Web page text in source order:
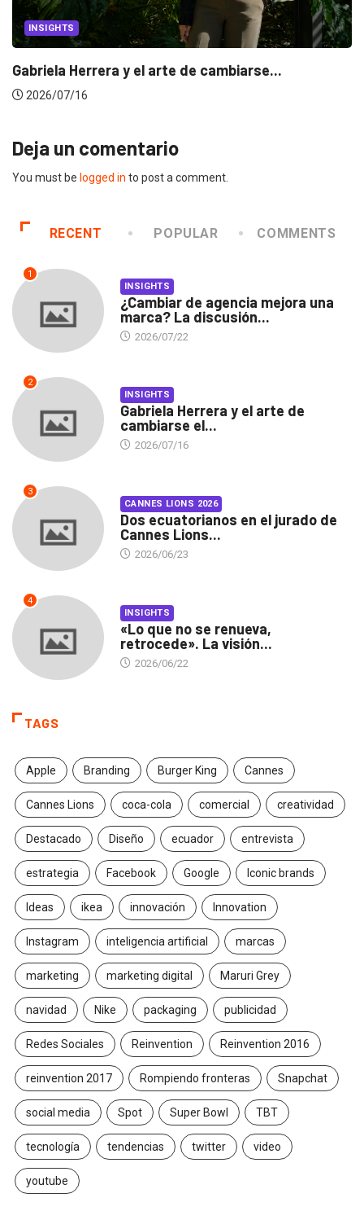
INSIGHTS
Gabriela Herrera y el arte de cambiarse...
2026/07/16
Deja un comentario
You must be logged in to post a comment.
RECENT POPULAR COMMENTS
1
INSIGHTS
¿Cambiar de agencia mejora una
marca? La discusión...
2026/07/22
2
INSIGHTS
Gabriela Herrera y el arte de
cambiarse el...
2026/07/16
3
CANNES LIONS 2026
Dos ecuatorianos en el jurado de
Cannes Lions...
2026/06/23
4
INSIGHTS
«Lo que no se renueva,
retrocede». La visión...
2026/06/22
TAGS
Apple Branding Burger King Cannes
Cannes Lions coca-cola comercial creatividad
Destacado Diseño ecuador entrevista
estrategia Facebook Google Iconic brands
Ideas ikea innovación Innovation
Instagram inteligencia artificial marcas
marketing marketing digital Maruri Grey
navidad Nike packaging publicidad
Redes Sociales Reinvention Reinvention 2016
reinvention 2017 Rompiendo fronteras Snapchat
social media Spot Super Bowl TBT
tecnología tendencias twitter video
youtube